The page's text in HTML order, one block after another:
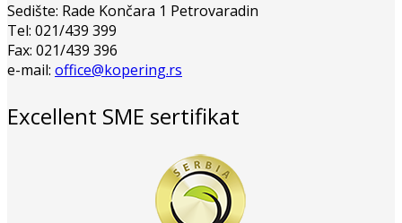
Sedište: Rade Končara 1 Petrovaradin
Tel: 021/439 399
Fax: 021/439 396
e-mail: office@kopering.rs
Excellent SME sertifikat